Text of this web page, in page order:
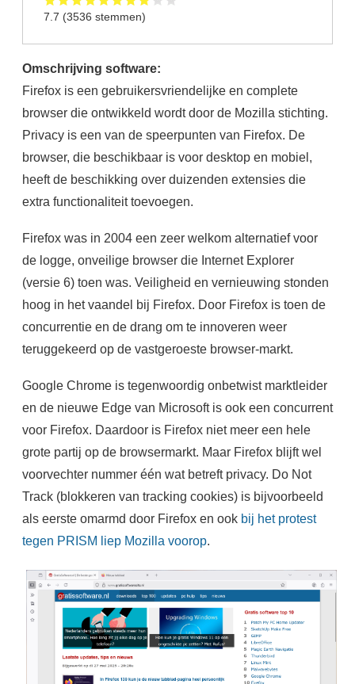
7.7 (3536 stemmen)
Omschrijving software:
Firefox is een gebruikersvriendelijke en complete
browser die ontwikkeld wordt door de Mozilla stichting.
Privacy is een van de speerpunten van Firefox. De
browser, die beschikbaar is voor desktop en mobiel,
heeft de beschikking over duizenden extensies die
extra functionaliteit toevoegen.
Firefox was in 2004 een zeer welkom alternatief voor
de logge, onveilige browser die Internet Explorer
(versie 6) toen was. Veiligheid en vernieuwing stonden
hoog in het vaandel bij Firefox. Door Firefox is toen de
concurrentie en de drang om te innoveren weer
teruggekeerd op de vastgeroeste browser-markt.
Google Chrome is tegenwoordig onbetwist marktleider
en de nieuwe Edge van Microsoft is ook een concurrent
voor Firefox. Daardoor is Firefox niet meer een hele
grote partij op de browsermarkt. Maar Firefox blijft wel
voorvechter nummer één wat betreft privacy. Do Not
Track (blokkeren van tracking cookies) is bijvoorbeeld
als eerste omarmd door Firefox en ook bij het protest
tegen PRISM liep Mozilla voorop.